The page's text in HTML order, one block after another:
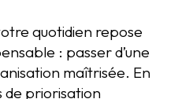
quotidien repose
: passer d’une
maîtrisée. En
de priorisation